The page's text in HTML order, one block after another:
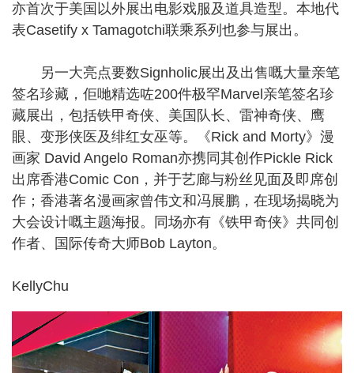
亦首次于美国以外展出电影戏服及道具造型。本地代
表Casetify x Tamagotchi联乘系列也参与展出。
另一大亮点要数Signholic展出及出售嘅大量亲笔
签名珍藏，佢哋精选咗200件极罕Marvel亲笔签名珍
藏展出，包括铁甲奇侠、美国队长、雷神奇侠、鹰
眼、变形侠医及绯红女巫等。《Rick and Morty》漫
画家 David Angelo Roman亦携同其创作Pickle Rick
出席香港Comic Con，并于艺廊与粉丝见面及即席创
作；香港著名漫画家曾伟文和冯展鹏，在现场揭晓为
大会设计嘅主题海报。同场亦有《铁甲奇侠》共同创
作者、国际传奇大师Bob Layton。
KellyChu